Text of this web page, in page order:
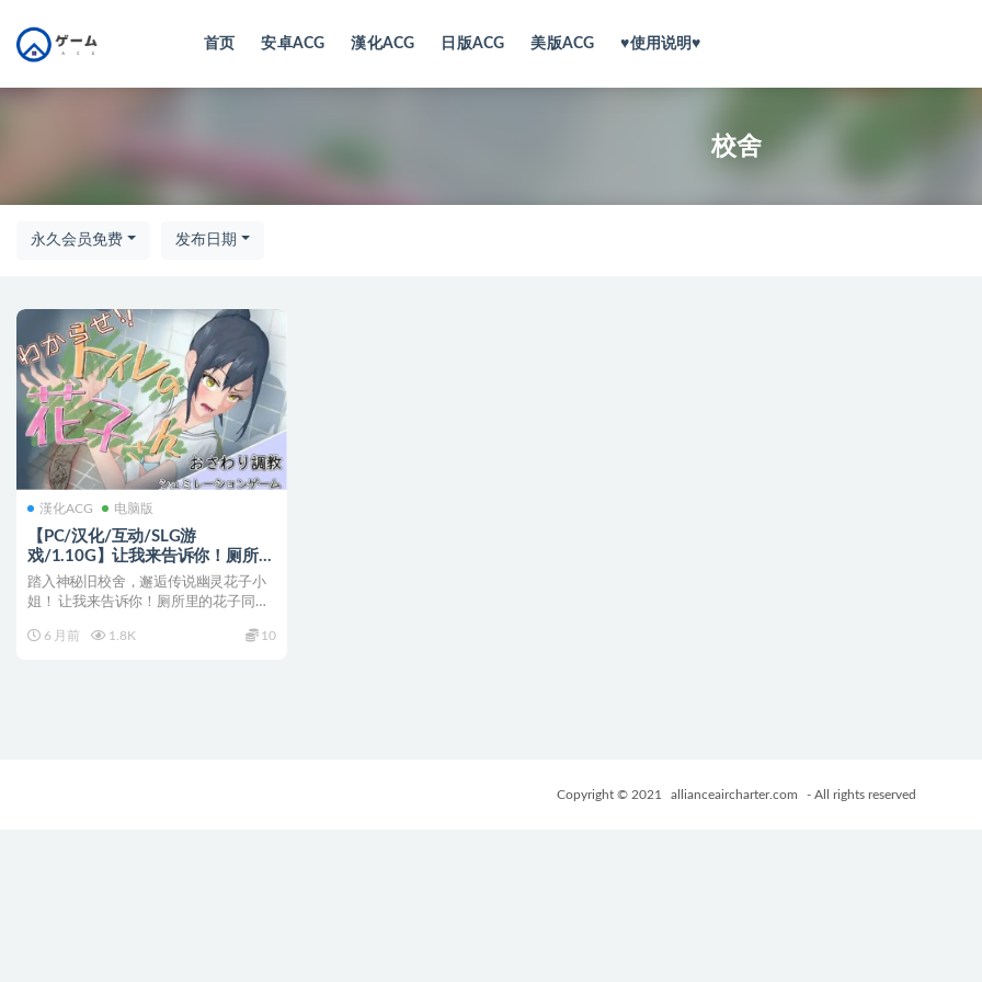
首页 安卓ACG 漢化ACG 日版ACG 美版ACG ♥使用说明♥
校舍
永久会员免费 发布日期
漢化ACG 电脑版
【PC/汉化/互动/SLG游
戏/1.10G】让我来告诉你！厕所里
的花子同学。（わからせ！トイレ
の花子さん。）Ver1.1 正式版+互
踏入神秘旧校舍，邂逅传说幽灵花子小
姐！ 让我来告诉你！厕所里的花子同
6 月前
1.8K 10
Copyright © 2021 allianceaircharter.com - All rights reserved